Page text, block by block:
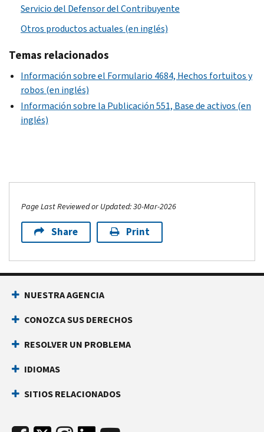
Servicio del Defensor del Contribuyente
Otros productos actuales (en inglés)
Temas relacionados
Información sobre el Formulario 4684, Hechos fortuitos y
robos (en inglés)
Información sobre la Publicación 551, Base de activos (en
inglés)
Page Last Reviewed or Updated: 30-Mar-2026
Share Print
NUESTRA AGENCIA
CONOZCA SUS DERECHOS
RESOLVER UN PROBLEMA
IDIOMAS
SITIOS RELACIONADOS